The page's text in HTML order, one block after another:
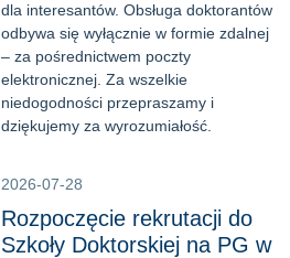
dla interesantów. Obsługa doktorantów
odbywa się wyłącznie w formie zdalnej
– za pośrednictwem poczty
elektronicznej. Za wszelkie
niedogodności przepraszamy i
dziękujemy za wyrozumiałość.
2026-07-28
Rozpoczęcie rekrutacji do
Szkoły Doktorskiej na PG w